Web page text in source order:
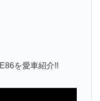
を愛車紹介!!